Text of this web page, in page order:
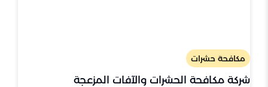
مكافحة حشرات
شركة مكافحة الحشرات والآفات المزعجة